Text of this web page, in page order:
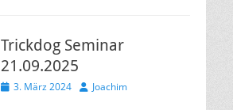
Trickdog Seminar
21.09.2025
Veröffentlicht
3. März 2024 AutorJoachim